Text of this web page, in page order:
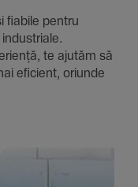
fiabile pentru
și indus­triale.
te ajutăm să
eficient, oriunde